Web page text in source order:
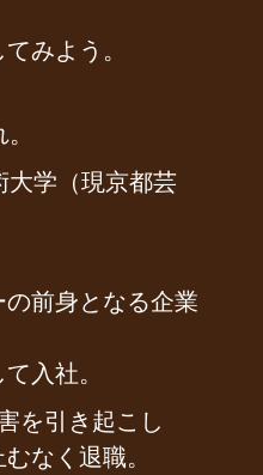
みよう。
大学（現京都芸
前身となる企業
入社。
を引き起こし
なく退職。